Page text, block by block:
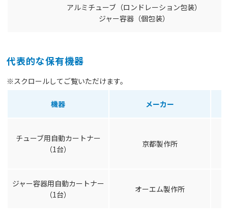
アルミチューブ（ロンドレーション包装）
ジャー容器（個包装）
代表的な保有機器
※スクロールしてご覧いただけます。
機器 メーカー
チューブ用自動カートナー
（1台）
京都製作所
ジャー容器用自動カートナー
（1台）
オーエム製作所